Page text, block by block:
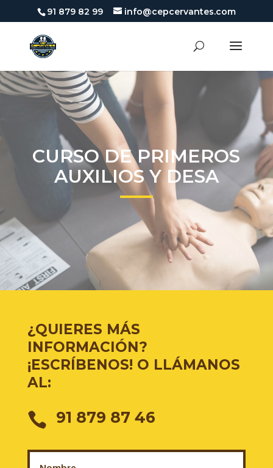
91 879 82 99 info@cepcervantes.com
CURSO DE PRIMEROS
AUXILIOS Y DESA
¿QUIERES MÁS
INFORMACIÓN?
¡ESCRÍBENOS! O LLÁMANOS
AL:
 91 879 87 46